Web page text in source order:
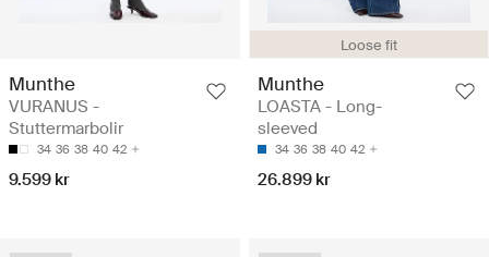
Munthe
VURANUS -
Stuttermarbolir
34 36 38 40 42
9.599 kr
Loose fit
Munthe
LOASTA - Long-
sleeved
34 36 38 40 42
26.899 kr